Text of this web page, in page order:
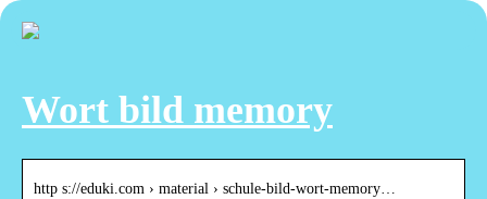
Wort bild memory
http s://eduki.com › material › schule-bild-wort-memory…